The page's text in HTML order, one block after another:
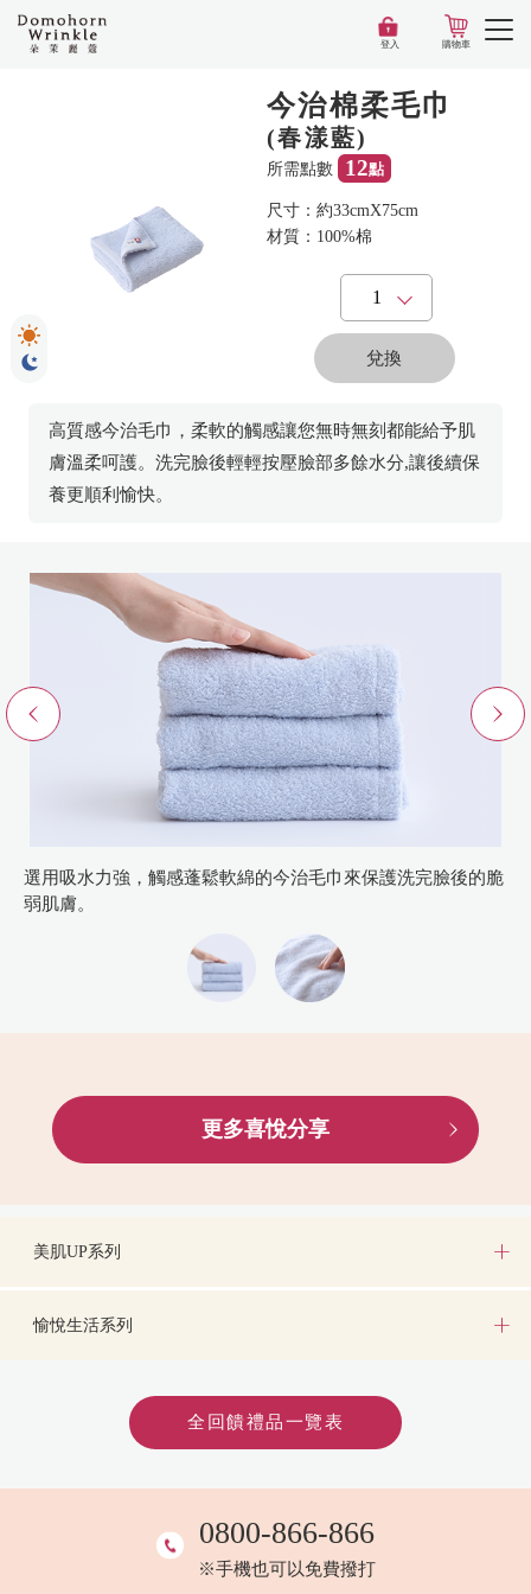
登入 購物車
今治棉柔毛巾
(春漾藍)
所需點數 12點
尺寸 ： 約33cmX75cm
材質 ： 100%棉
兌換
高質感今治毛巾，柔軟的觸感讓您無時無刻都能給予肌
膚溫柔呵護。洗完臉後輕輕按壓臉部多餘水分,讓後續保
養更順利愉快。
Previous
選用吸水力強，觸感蓬鬆軟綿的今治毛巾 來保護洗完臉後的脆
弱肌膚。
更多喜悅分享
美肌UP系列
愉悅生活系列
全回饋禮品一覽表
0800-866-866
※手機也可以免費撥打